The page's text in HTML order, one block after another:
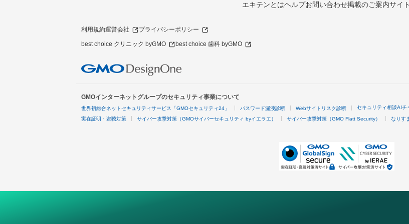
エキテンとはヘルプお問い合わせ掲載のご案内サイ
利用規約運営会社 プライバシーポリシー
best choice クリニック byGMO best choice 歯科 byGMO
GMOインターネットグループのセキュリティ事業について
世界初総合ネットセキュリティサービス「GMOセキュリティ24」 パスワード漏洩診断 Webサイトリスク診断 セキュリティ相談AIチ
実在証明・盗聴対策 サイバー攻撃対策（GMOサイバーセキュリティ byイエラエ） サイバー攻撃対策（GMO Flatt Security） なりす